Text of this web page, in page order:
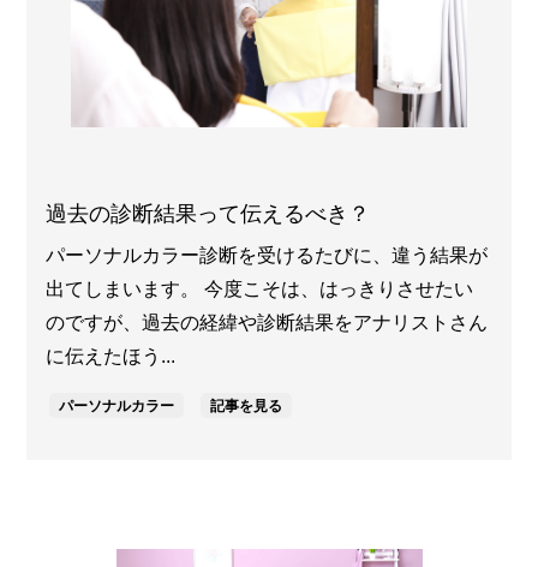
過去の診断結果って伝えるべき？
パーソナルカラー診断を受けるたびに、違う結果が
出てしまいます。 今度こそは、はっきりさせたい
のですが、過去の経緯や診断結果をアナリストさん
に伝えたほう...
パーソナルカラー 記事を見る